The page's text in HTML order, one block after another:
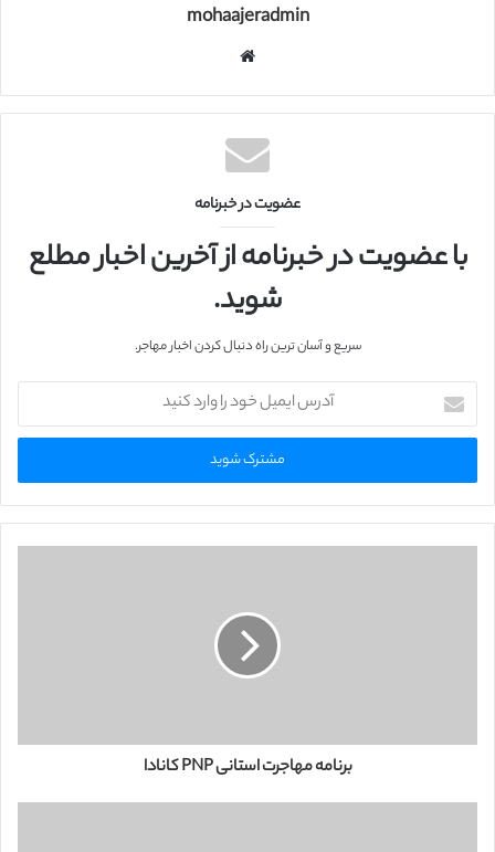
mohaajeradmin
س
ا
ی
عضویت در خبرنامه
با عضویت در خبرنامه از آخرین اخبار مطلع
شوید.
سریع و آسان ترین راه دنبال کردن اخبار مهاجر.
ر
ا
ی
ا
برنامه مهاجرت استانی PNP کانادا